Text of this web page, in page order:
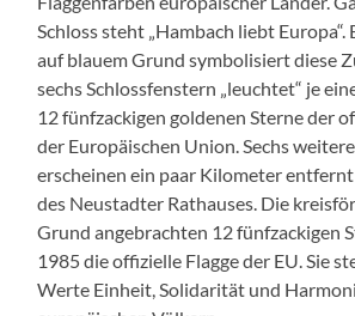
Schloss steht „Hambach liebt Europa“.
auf blauem Grund symbolisiert diese
sechs Schlossfenstern „leuchtet“ je
12 fünfzackigen goldenen Sterne der
der Europäischen Union. Sechs
erscheinen ein paar Kilometer
des Neustadter Rathauses. Die
Grund angebrachten 12 fünfzackigen
1985 die offizielle Flagge der EU. Sie
Werte Einheit, Solidarität und